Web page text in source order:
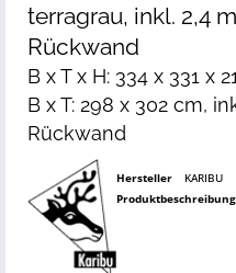
terragrau, inkl. 2,4
Rückwand
B x T x H: 334 x 331 x
B x T: 298 x 302 cm,
Rückwand
Hersteller
KARIBU
Produktbeschreibung